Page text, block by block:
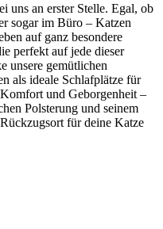
uns an erster Stelle. Egal, ob
sogar im Büro – Katzen
auf ganz besondere
perfekt auf jede dieser
unsere gemütlichen
als ideale Schlafplätze für
und Geborgenheit –
Polsterung und seinem
für deine Katze